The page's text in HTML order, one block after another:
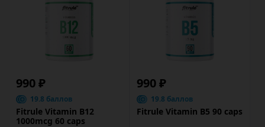
990 ₽
19.8 баллов
Fitrule Vitamin B12
1000mcg 60 caps
990 ₽
19.8 баллов
Fitrule Vitamin B5 90 caps